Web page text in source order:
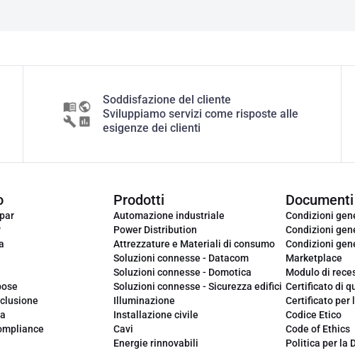
Soddisfazione del cliente
Sviluppiamo servizi come risposte alle
esigenze dei clienti
Prodotti
Automazione industriale
Power Distribution
Attrezzature e Materiali di consumo
Soluzioni connesse - Datacom
Soluzioni connesse - Domotica
Soluzioni connesse - Sicurezza edifici
Illuminazione
Installazione civile
Cavi
Energie rinnovabili
Documenti
Condizioni
Condizioni
Condizioni
Marketplace
Modulo di
Certificato di
Certificato per
Codice Etico
Code of Ethics
Politica per la